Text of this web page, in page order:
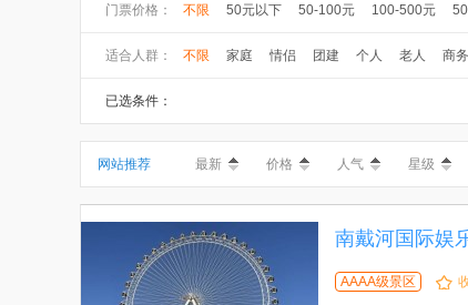
门票价格： 不限 50元以下 50-100元 100-500元
适合人群： 不限 家庭 情侣 团建 个人 老人 商务
已选条件：
网站推荐 最新 价格 人气 星级
南戴河国际娱
AAAA级景区